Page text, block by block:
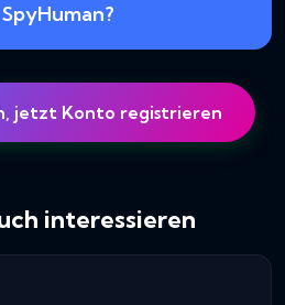
jetzt Konto registrieren
interessieren